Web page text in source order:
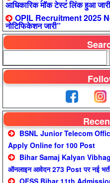
आधिकारिक मॉक टेस्ट लिंक हुआ
OPIL Recruitment 2025
नोटिफिकेशन जारी”
BSNL Junior Telecom
Apply Online for 100 Post
Bihar Samaj Kalyan Vibhag
ऑनलाइन आवेदन 273 Post पर नई